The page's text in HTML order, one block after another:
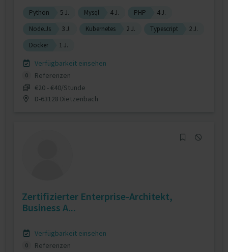
Python 5 J. Mysql 4 J. PHP
4 J.
Node.Js
3 J. Kubernetes 2 J. Typescript
2 J.
Docker
1 J.
Verfügbarkeit einsehen
0
Referenzen
€20 - €40/Stunde
D-63128 Dietzenbach
Zertifizierter Enterprise-Architekt,
Business A...
Verfügbarkeit einsehen
0
Referenzen